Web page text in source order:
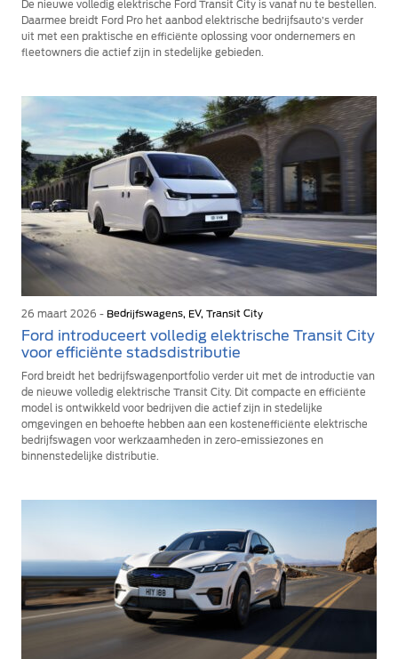
De nieuwe volledig elektrische Ford Transit City is vanaf nu te bestellen.
Daarmee breidt Ford Pro het aanbod elektrische bedrijfsauto’s verder
uit met een praktische en efficiënte oplossing voor ondernemers en
fleetowners die actief zijn in stedelijke gebieden.
26 maart 2026 - Bedrijfswagens, EV, Transit City
Ford introduceert volledig elektrische Transit City
voor efficiënte stadsdistributie
Ford breidt het bedrijfswagenportfolio verder uit met de introductie van
de nieuwe volledig elektrische Transit City. Dit compacte en efficiënte
model is ontwikkeld voor bedrijven die actief zijn in stedelijke
omgevingen en behoefte hebben aan een kostenefficiënte elektrische
bedrijfswagen voor werkzaamheden in zero-emissiezones en
binnenstedelijke distributie.